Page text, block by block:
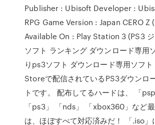
Publisher : Ubisoft Developer :
RPG Game Version : Japan CERO Z
Available On : Play Station 3 (PS3
ソフト ランキング ダウンロード専用
りps3ソフト ダウンロード専用ソフ
Storeで配信されているPS3ダウンロ
トです。 配布してるハードは、 「
「ps3」 「nds」 「xbox360」など
は、ほぼすべて対応済みだ！ 「.iso